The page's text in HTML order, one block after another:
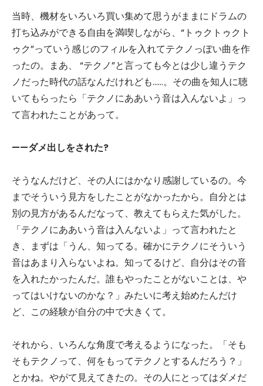
当時、機材をいろいろ買い集めて思うがままにドラムの
打ち込みができる自由を満喫しながら、“トゥクトゥクト
ゥク”っていう感じのフィルを入れてテクノっぽい曲を作
ったの。まあ、 “テクノ”と言っても今とは少し違うテク
ノだった時代の話なんだけれども……。その曲を知人に聴
いてもらったら「テクノにああいう音は入んないよ」っ
て言われたことがあって。
——ダメ出しをされた?
そうなんだけど、その人にはかなり感謝しているの。今
までそういう見方をしたことがなかったから。自分とは
別の見方があるんだなって、教えてもらえた気がした。
「テクノにああいう音は入んないよ」って言われたと
き、まずは「うん、知ってる。確かにテクノにそういう
音はあまり入らないよね。知ってるけど、自分はその音
を入れたかったんだ。誰もやったことがないことは、や
ってはいけないのかな？」みたいに考え始めたんだけ
ど、この経験が自分の中で大きくて。
それから、いろんな角度で考えるようになった。「そも
そもテクノって、何をもってテクノとするんだろう？」
とかね。やがて見えてきたの。その人にとってはダメだ